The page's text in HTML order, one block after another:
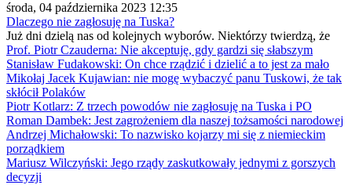
środa, 04 października 2023 12:35
Dlaczego nie zagłosuję na Tuska?
Już dni dzielą nas od kolejnych wyborów. Niektórzy twierdzą, że
Prof. Piotr Czauderna: Nie akceptuję, gdy gardzi się słabszym
Stanisław Fudakowski: On chce rządzić i dzielić a to jest za mało
Mikołaj Jacek Kujawian: nie mogę wybaczyć panu Tuskowi, że tak
skłócił Polaków
Piotr Kotlarz: Z trzech powodów nie zagłosuję na Tuska i PO
Roman Dambek: Jest zagrożeniem dla naszej tożsamości narodowej
Andrzej Michałowski: To nazwisko kojarzy mi się z niemieckim
porządkiem
Mariusz Wilczyński: Jego rządy zaskutkowały jednymi z gorszych
decyzji